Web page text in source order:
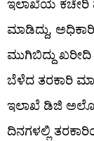
ಇಲಾಖೆಯ ಕಚೇರಿ
ಮಾಡಿದ್ದು,
ಮುಗಿಬಿದ್ದು
ಬೆಳೆದ ತರಕಾರಿ
ಇಲಾಖೆ ಡಿಜಿ
ದಿನಗಳಲ್ಲಿ